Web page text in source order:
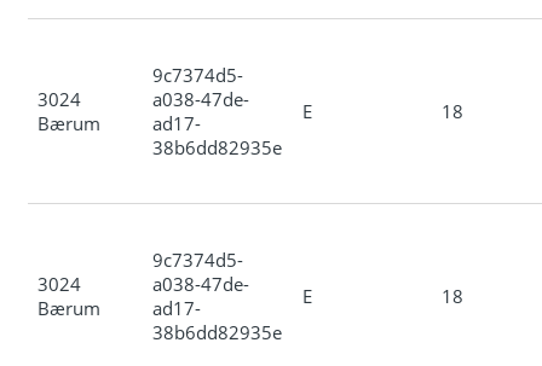
3024
Bærum
9c7374d5-
a038-47de-
ad17-
38b6dd82935e
E 18
3024
Bærum
9c7374d5-
a038-47de-
ad17-
38b6dd82935e
E 18